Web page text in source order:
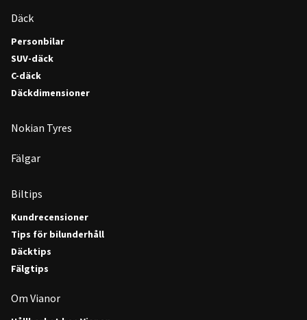
Däck
Personbilar
SUV-däck
C-däck
Däckdimensioner
Nokian Tyres
Fälgar
Biltips
Kundrecensioner
Tips för bilunderhåll
Däcktips
Fälgtips
Om Vianor